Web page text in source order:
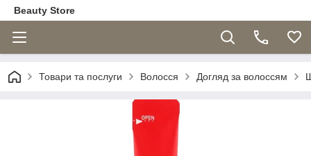
Beauty Store
Товари та послуги Волосся Догляд за волоссям